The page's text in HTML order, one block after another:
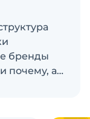
бренды
почему, а